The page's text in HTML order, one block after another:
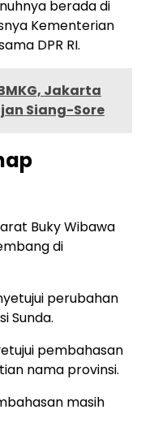
berada di
Kementerian
DPR RI.
Jakarta
Siang-Sore
Buky Wibawa
di
perubahan
Sunda.
pembahasan
nama provinsi.
masih